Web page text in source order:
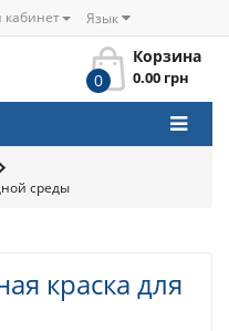
Язык
Корзина
0
0.00 грн
среды
краска для